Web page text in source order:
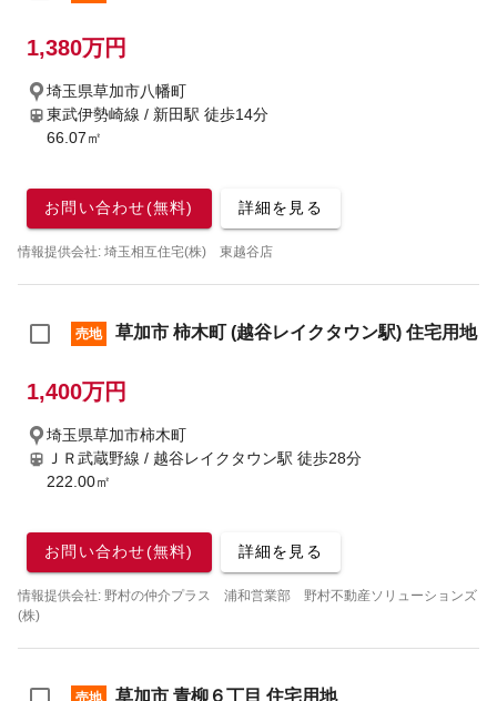
1,380万円
埼玉県草加市八幡町
東武伊勢崎線 / 新田駅 徒歩14分
66.07㎡
お問い合わせ(無料) 詳細を見る
情報提供会社: 埼玉相互住宅(株) 東越谷店
売地 草加市 柿木町 (越谷レイクタウン駅) 住宅用地
1,400万円
埼玉県草加市柿木町
ＪＲ武蔵野線 / 越谷レイクタウン駅 徒歩28分
222.00㎡
お問い合わせ(無料) 詳細を見る
情報提供会社: 野村の仲介プラス 浦和営業部 野村不動産ソリューションズ
(株)
草加市 青柳６丁目 住宅用地